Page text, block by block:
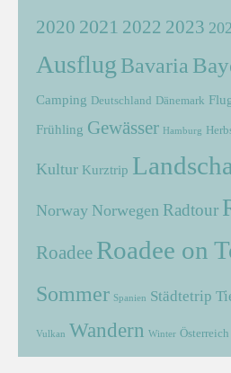
2020 2021 2022 2023
Ausflug Bavaria
Camping Deutschland Dänemark
Frühling Gewässer Hamburg
Kultur Kurztrip
Norway Norwegen Radtour
Roadee Roadee on
Sommer Spanien Städtetrip
Vulkan Wandern Winter Österreich